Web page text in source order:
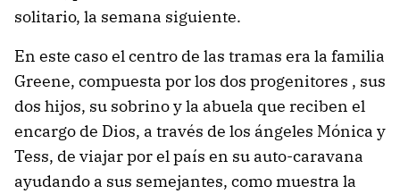
solitario, la semana siguiente.
En este caso el centro de las tramas era la familia
Greene, compuesta por los dos progenitores , sus
dos hijos, su sobrino y la abuela que reciben el
encargo de Dios, a través de los ángeles Mónica y
Tess, de viajar por el país en su auto-caravana
ayudando a sus semejantes, como muestra la